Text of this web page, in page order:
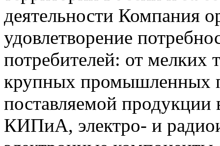
деятельности Компания
удовлетворение
потребителей: от мелких
крупных промышленных
поставляемой продукции
КИПиА, электро- и